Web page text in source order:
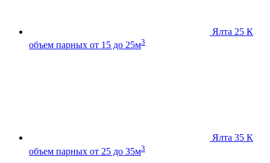
Ялта 25 К
объем парных от 15 до 25м3
Ялта 35 К
объем парных от 25 до 35м3